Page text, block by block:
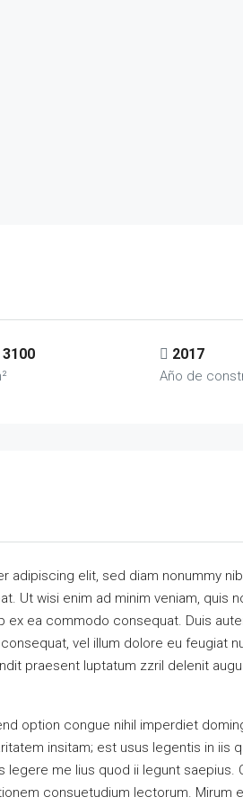
3100 2017
Año de
adipiscing elit, sed diam nonummy
Ut wisi enim ad minim veniam, quis
ex ea commodo consequat. Duis
vel illum dolore eu feugiat
praesent luptatum zzril delenit
option congue nihil imperdiet
insitam; est usus legentis in iis
me lius quod ii legunt saepius.
consuetudium lectorum. Mirum